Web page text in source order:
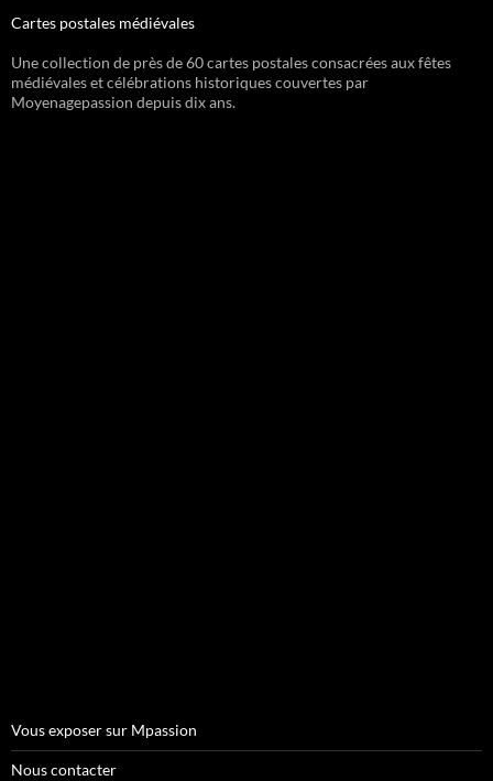
Cartes postales médiévales
Une collection de près de 60 cartes postales consacrées aux fêtes
médiévales et célébrations historiques couvertes par
Moyenagepassion depuis dix ans.
Vous exposer sur Mpassion
Nous contacter